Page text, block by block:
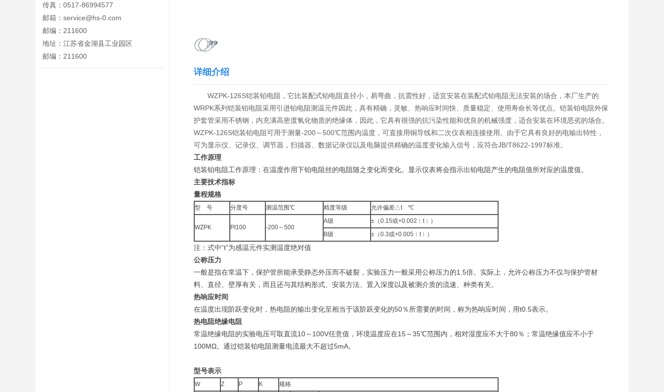
传真：0517-86994577
邮箱： service@hs-0.com
邮编：211600
地址：江苏省金湖县工业园区
邮编：211600
详细介绍
WZPK-126S铠装铂电阻，它比装配式铂电阻直径小，易弯曲，抗震性好，适宜安装在装配式铂电阻无法安装的场合，本厂生产的
WRPK系列铠装铂电阻采用引进铂电阻测温元件因此，具有精确，灵敏、热响应时间快、质量稳定、使用寿命长等优点。铠装铂电阻外保
护套管采用不锈钢，内充满高密度氧化物质的绝缘体，因此，它具有很强的抗污染性能和优良的机械强度，适合安装在环境恶劣的场合。
WZPK-126S铠装铂电阻可用于测量-200～500℃范围内温度，可直接用铜导线和二次仪表相连接使用。由于它具有良好的电输出特性，
可为显示仪、记录仪、调节器，扫描器、数据记录仪以及电脑提供精确的温度变化输入信号，应符合JB/T8622-1997标准。
工作原理
铠装铂电阻工作原理：在温度作用下铂电阻丝的电阻随之变化而变化。显示仪表将会指示出铂电阻产生的电阻值所对应的温度值。
主要技术指标
量程规格
型 号 分度号 测温范围℃ 精度等级 允许偏差△t ℃
WZPK Pt100 -200～500
A级
±（0.15或+0.002︱t︱）
B级
±（0.3或+0.005︱t︱）
注：式中“t”为感温元件实测温度绝对值
公称压力
一般是指在常温下，保护管所能承受静态外压而不破裂，实验压力一般采用公称压力的1.5倍。实际上，允许公称压力不仅与保护管材
料、直径、壁厚有关，而且还与其结构形式、安装方法、置入深度以及被测介质的流速、种类有关。
热响应时间
在温度出现阶跃变化时，热电阻的输出变化至相当于该阶跃变化的50％所需要的时间，称为热响应时间，用t0.5表示。
热电阻绝缘电阻
常温绝缘电阻的实验电压可取直流10～100V任意值，环境温度应在15～35℃范围内，相对湿度应不大于80％；常温绝缘值应不小于
100MΩ。通过铠装铂电阻测量电流最大不超过5mA。
型号表示
W Z P K 规格